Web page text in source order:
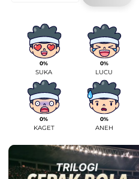
0%
SUKA
0%
LUCU
0%
KAGET
0%
ANEH